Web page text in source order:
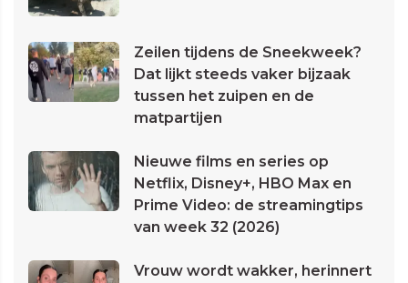
Zeilen tijdens de Sneekweek?
Dat lijkt steeds vaker bijzaak
tussen het zuipen en de
matpartijen
Nieuwe films en series op
Netflix, Disney+, HBO Max en
Prime Video: de streamingtips
van week 32 (2026)
Vrouw wordt wakker, herinnert